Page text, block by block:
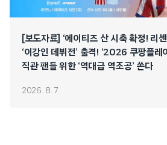
[보도자료] ‘에이티즈 산 시축 확정! 리
‘이강인 데뷔전’ 출격! ‘2026 쿠팡플레
직관 팬들 위한 ‘역대급 역조공’ 쏜다
2026. 8. 7.